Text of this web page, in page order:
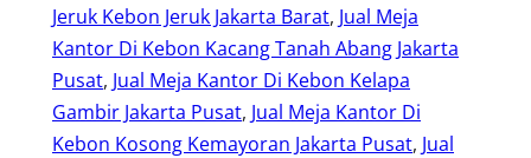
Jeruk Kebon Jeruk Jakarta Barat, Jual Meja
Kantor Di Kebon Kacang Tanah Abang Jakarta
Pusat, Jual Meja Kantor Di Kebon Kelapa
Gambir Jakarta Pusat, Jual Meja Kantor Di
Kebon Kosong Kemayoran Jakarta Pusat, Jual